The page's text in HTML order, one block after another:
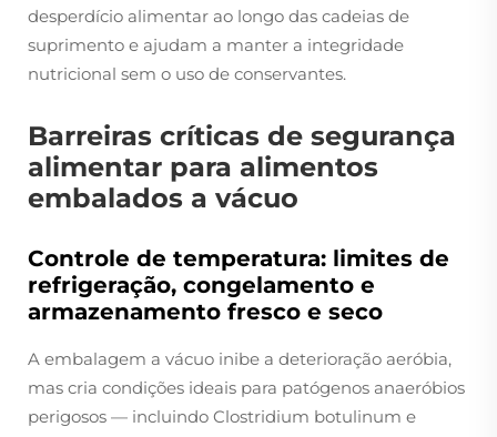
desperdício alimentar ao longo das cadeias de
suprimento e ajudam a manter a integridade
nutricional sem o uso de conservantes.
Barreiras críticas de segurança
alimentar para alimentos
embalados a vácuo
Controle de temperatura: limites de
refrigeração, congelamento e
armazenamento fresco e seco
A embalagem a vácuo inibe a deterioração aeróbia,
mas cria condições ideais para patógenos anaeróbios
perigosos — incluindo Clostridium botulinum e